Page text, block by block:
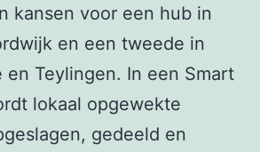
kansen voor een hub in
en een tweede in
en Teylingen. In een Smart
lokaal opgewekte
gedeeld en